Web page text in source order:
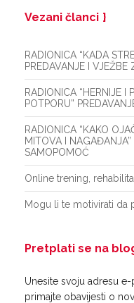
Vezani članci
RADIONICA “KADA
PREDAVANJE I
RADIONICA “HERNIJE I
POTPORU”
RADIONICA “KAKO
MITOVA I
SAMOPOMOĆ
Online trening,
Mogu li te motivirati da
Pretplati se na
Unesite svoju adresu
primajte obavijesti o